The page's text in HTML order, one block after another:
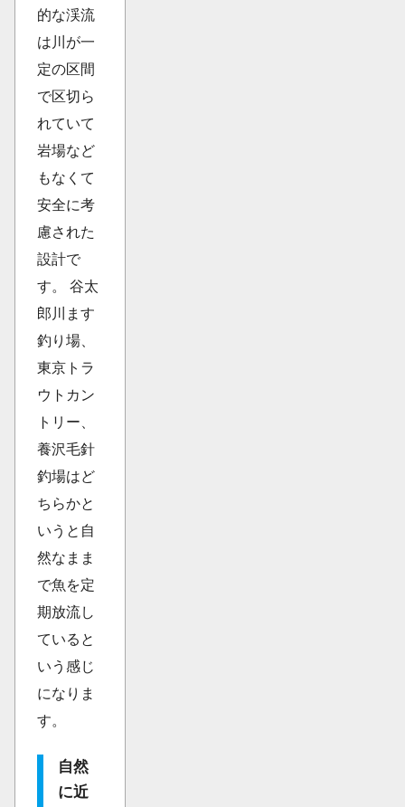
的な渓流
は川が一
定の区間
で区切ら
れていて
岩場など
もなくて
安全に考
慮された
設計で
す。 谷太
郎川ます
釣り場、
東京トラ
ウトカン
トリー、
養沢毛針
釣場はど
ちらかと
いうと自
然なまま
で魚を定
期放流し
ていると
いう感じ
になりま
す。
自然
に近